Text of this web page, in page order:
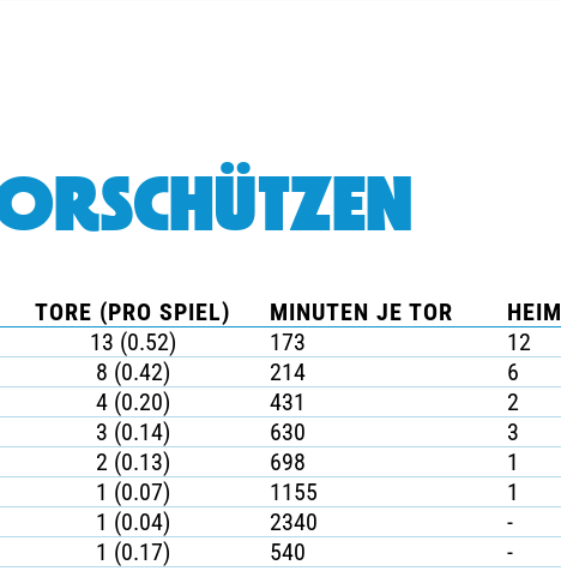
TORE (PRO SPIEL) MINUTEN JE TOR HEIM
13 (0.52) 173 12
8 (0.42) 214 6
4 (0.20) 431 2
3 (0.14) 630 3
2 (0.13) 698 1
1 (0.07) 1155 1
1 (0.04) 2340 -
1 (0.17) 540 -